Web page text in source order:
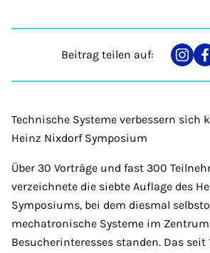
Beitrag teilen auf:
auf
Technische Systeme verbessern sich
Heinz Nixdorf Symposium
Über 30 Vorträge und fast 300
verzeichnete die siebte Auflage des
Symposiums, bei dem diesmal
mechatronische Systeme im
Besucherinteresses standen. Das seit